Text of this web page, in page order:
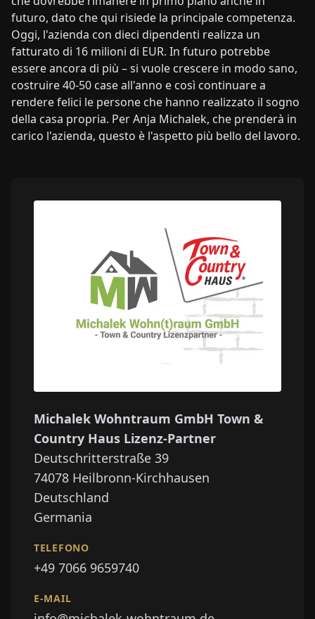
futuro, dato che qui risiede la principale competenza.
Oggi, l'azienda con dieci dipendenti realizza un
fatturato di 16 milioni di EUR. In futuro potrebbe
essere ancora di più – si vuole crescere in modo sano,
costruire 40-50 case all'anno e così continuare a
rendere felici le persone che hanno realizzato il sogno
della casa propria. Per Anja Michalek, che prenderà in
carico l'azienda, questo è l'aspetto più bello del lavoro.
Michalek Wohntraum GmbH Town &
Country Haus Lizenz-Partner
Deutschritterstraße 39
74078 Heilbronn-Kirchhausen
Deutschland
Germania
TELEFONO
+49 7066 9659740
E-MAIL